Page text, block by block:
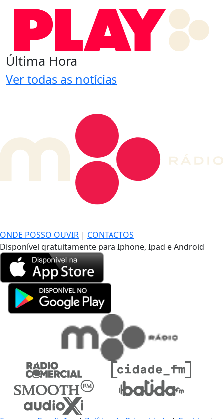
Última Hora
Ver todas as notícias
ONDE POSSO OUVIR | CONTACTOS
Disponível gratuitamente para Iphone, Ipad e Android